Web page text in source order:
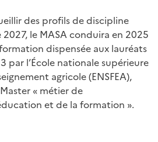
des profils de discipline
2027, le MASA conduira en 2025
dispensée aux lauréats
par l’École nationale supérieure
agricole (ENSFEA),
« métier de
et de la formation ».